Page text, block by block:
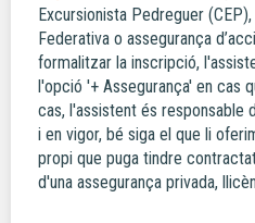
Excursionista Pedreguer
Federativa o assegurança
formalitzar la inscripció,
l'opció '+ Assegurança' en cas
cas, l'assistent és responsable
i en vigor, bé siga el que li
propi que puga tindre
d'una assegurança privada,